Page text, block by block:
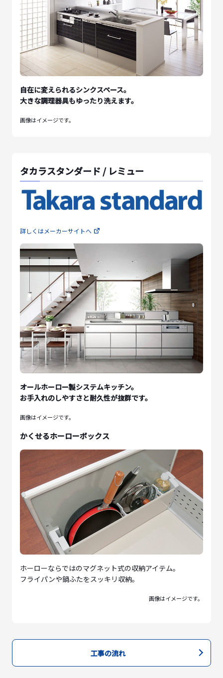
自在に変えられるシンクスペース。
大きな調理器具もゆったり洗えます。
画像はイメージです。
タカラスタンダード / レミュー
詳しくはメーカーサイトへ
オールホーロー製システムキッチン。
お手入れのしやすさと耐久性が抜群です。
画像はイメージです。
かくせるホーローボックス
ホーローならではのマグネット式の収納アイテム。
フライパンや鍋ふたをスッキリ収納。
画像はイメージです。
工事の流れ